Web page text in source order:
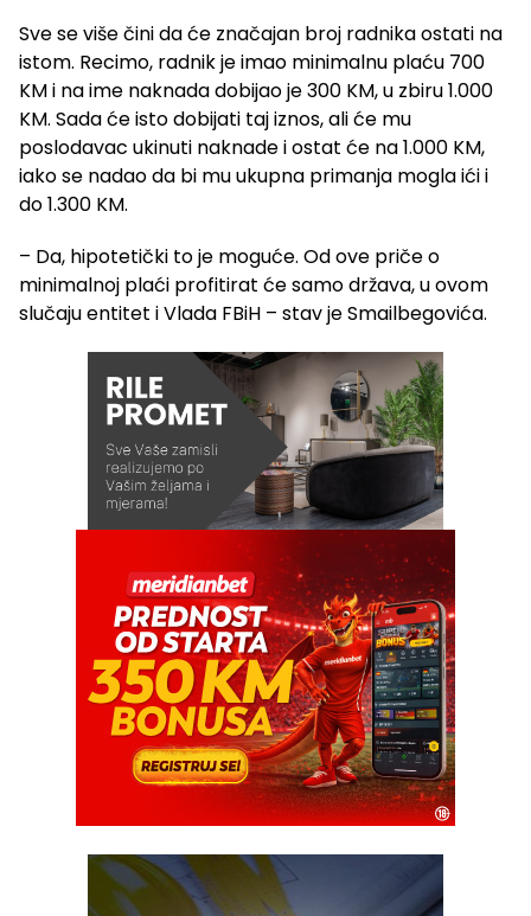
Sve se više čini da će značajan broj radnika ostati na
istom. Recimo, radnik je imao minimalnu plaću 700
KM i na ime naknada dobijao je 300 KM, u zbiru 1.000
KM. Sada će isto dobijati taj iznos, ali će mu
poslodavac ukinuti naknade i ostat će na 1.000 KM,
iako se nadao da bi mu ukupna primanja mogla ići i
do 1.300 KM.
– Da, hipotetički to je moguće. Od ove priče o
minimalnoj plaći profitirat će samo država, u ovom
slučaju entitet i Vlada FBiH – stav je Smailbegovića.